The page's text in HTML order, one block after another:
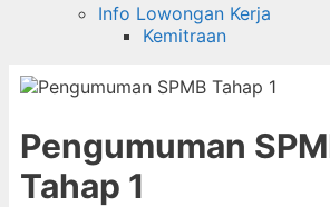
Info Lowongan Kerja
Kemitraan
Pengumuman
Tahap 1